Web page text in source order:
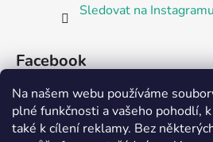
Na našem webu používáme
plné funkčnosti a vašeho pohodlí,
také k cílení reklamy. Bez
Sledovat na Instagramu
Facebook